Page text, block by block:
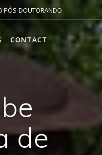
PÓS-DOUTORANDO
CONTACT
de